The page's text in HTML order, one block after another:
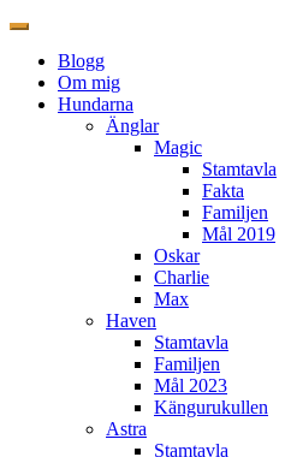
Blogg
Om mig
Hundarna
Änglar
Magic
Stamtavla
Fakta
Familjen
Mål 2019
Oskar
Charlie
Max
Haven
Stamtavla
Familjen
Mål 2023
Kängurukullen
Astra
Stamtavla